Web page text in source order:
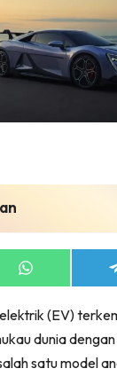
Share
on
(EV)
dunia
satu model